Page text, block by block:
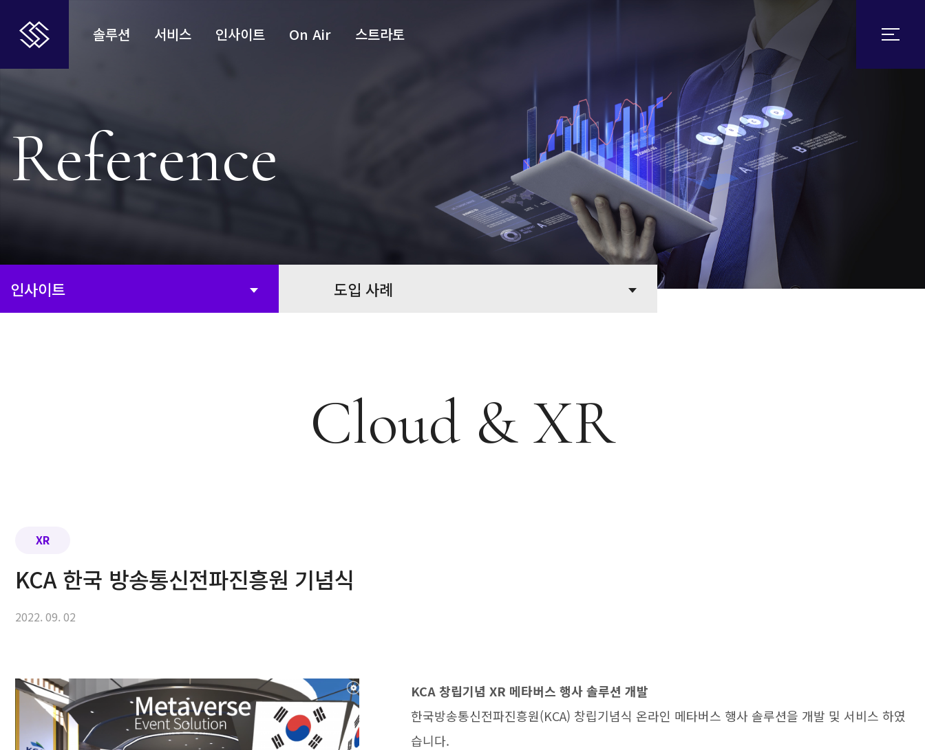
솔루션 서비스 인사이트 On Air 스트라토
Reference
인사이트 도입 사례
Cloud & XR
XR
KCA 한국 방송통신전파진흥원 기념식
2022. 09. 02
KCA 창립기념 XR 메타버스 행사 솔루션 개발
한국방송통신전파진흥원(KCA) 창립기념식 온라인 메타버스 행사 솔루션을 개발 및 서비스 하였
습니다.